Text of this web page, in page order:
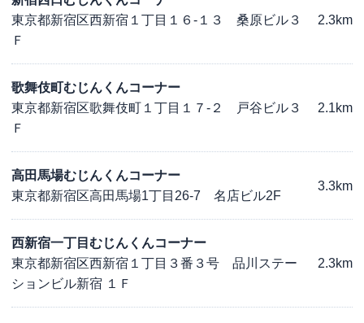
東京都新宿区西新宿１丁目１６-１３ 桑原ビル３
Ｆ
2.3km
歌舞伎町むじんくんコーナー
東京都新宿区歌舞伎町１丁目１７-２ 戸谷ビル３
Ｆ
2.1km
高田馬場むじんくんコーナー
東京都新宿区高田馬場1丁目26-7 名店ビル2F
3.3km
西新宿一丁目むじんくんコーナー
東京都新宿区西新宿１丁目３番３号 品川ステー
ションビル新宿 １Ｆ
2.3km